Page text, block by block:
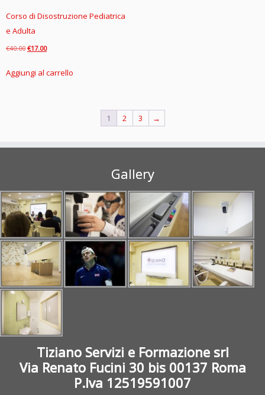
Corso di Disostruzione Pediatrica
e Adulta
€40.00 Il
originale
€17.00Il
attuale
Aggiungi al carrello
1 2 3 →
Gallery
Tiziano Servizi e Formazione srl
Via Renato Fucini 30 bis 00137 Roma
P.Iva 12519591007